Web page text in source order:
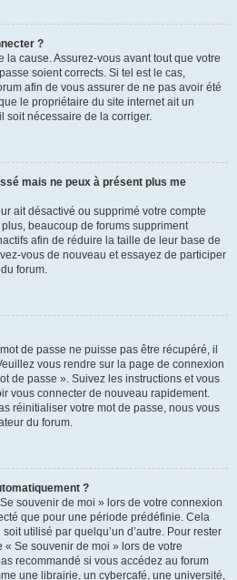
?
la cause. Assurez-vous avant tout que votre
soient corrects. Si tel est le cas,
afin de vous assurer de ne pas avoir été
le propriétaire du site internet ait un
soit nécessaire de la corriger.
mais ne peux à présent plus me
ait désactivé ou supprimé votre compte
beaucoup de forums suppriment
afin de réduire la taille de leur base de
vous de nouveau et essayez de participer
forum.
de passe ne puisse pas être récupéré, il
vous rendre sur la page de connexion
de passe ». Suivez les instructions et vous
vous connecter de nouveau rapidement.
réinitialiser votre mot de passe, nous vous
du forum.
?
souvenir de moi » lors de votre connexion
que pour une période prédéfinie. Cela
utilisé par quelqu’un d’autre. Pour rester
Se souvenir de moi » lors de votre
recommandé si vous accédez au forum
une librairie, un cybercafé, une université,